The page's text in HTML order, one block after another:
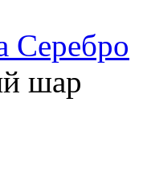
Серебро
шар